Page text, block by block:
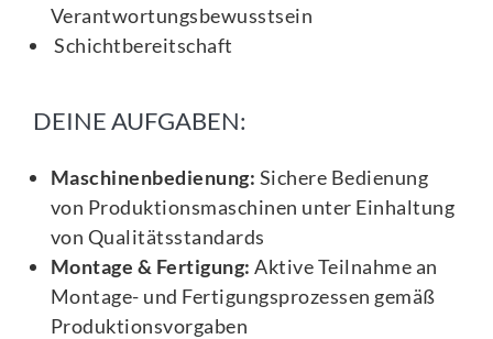
Verantwortungsbewusstsein
Schichtbereitschaft
DEINE AUFGABEN:
Maschinenbedienung: Sichere Bedienung
von Produktionsmaschinen unter Einhaltung
von Qualitätsstandards
Montage & Fertigung: Aktive Teilnahme an
Montage- und Fertigungsprozessen gemäß
Produktionsvorgaben